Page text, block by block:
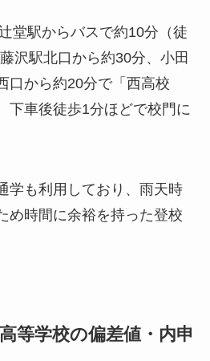
堂駅からバスで約10分（徒
沢駅北口から約30分、小田
口から約20分で「西高校
下車後徒歩1分ほどで校門に
学も利用しており、雨天時
め時間に余裕を持った登校
等学校の偏差値・内申